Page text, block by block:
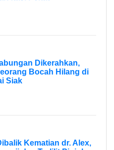
Dikerahkan,
Bocah Hilang di
Siak
Kematian dr. Alex,